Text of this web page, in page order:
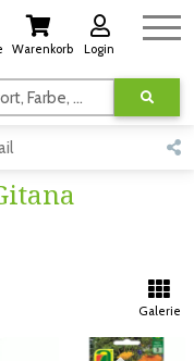
Warenkorb Login
Suchen nach Kategorie, Name, Stichwort, Farbe, usw.
Galerie